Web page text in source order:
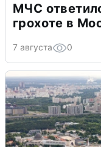
МЧС
грохоте в
7 августа 0